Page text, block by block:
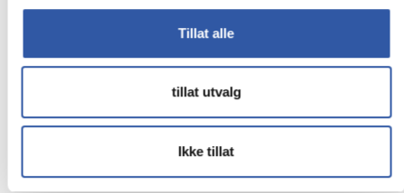
Tillat alle
tillat utvalg
Ikke tillat
Alle favorittene dine kjører lynraskt i macOS, inkludert
Microsoft 365, Adobe Creative Cloud og Google Workspace
HVIS DU ELSKER IPHONE, VIL DU ELSKE MAC
Mac fungerer som magi med de andre Apple-enhetene
dine. Se og kontroller hva som er på iPhone fra Mac-en
med iPhone Mirroring [6]. Kopier noe på iPhone og lim det
Mac-en til å foreta og besvare FaceTime-samtaler [7].